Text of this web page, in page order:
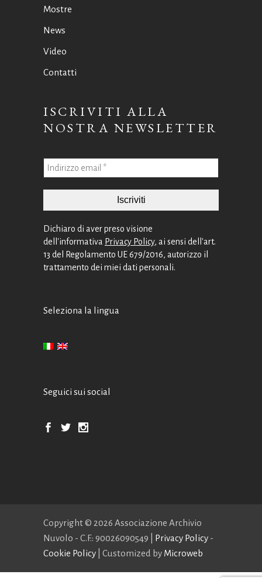
Mostre
News
Video
Contatti
ISCRIVITI ALLA
NOSTRA NEWSLETTER
Dichiaro di aver preso visione
dell'informativa Privacy Policy, ai sensi dell'art.
13 del Regolamento UE 679/2016, autorizzo il
trattamento dei miei dati personali.
Seleziona la lingua
Seguici sui social
Copyright © 2026 Associazione Archivio
Nuvolo - C.F.: 90026090549 | Privacy Policy -
Cookie Policy | Customized by Microweb